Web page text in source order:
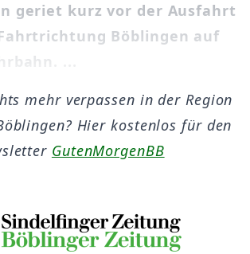
geriet kurz vor der Ausfahrt
Böblingen auf
...
mehr verpassen in der Region
Hier kostenlos für den
GutenMorgenBB